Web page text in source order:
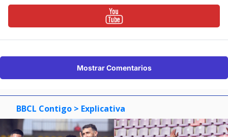
Mostrar Comentarios
BBCL Contigo > Explicativa